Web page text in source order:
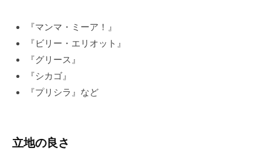
『マンマ・ミーア！』
『ビリー・エリオット』
『グリース』
『シカゴ』
『プリシラ』など
立地の良さ